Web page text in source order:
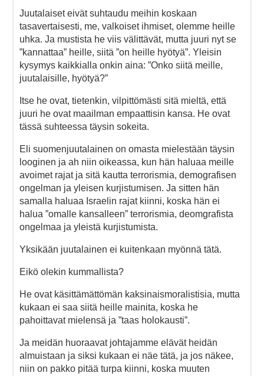
Juutalaiset eivät suhtaudu meihin koskaan
tasavertaisesti, me, valkoiset ihmiset, olemme heille
uhka. Ja mustista he viis välittävät, mutta juuri nyt se
”kannattaa” heille, siitä ”on heille hyötyä”. Yleisin
kysymys kaikkialla onkin aina: ”Onko siitä meille,
juutalaisille, hyötyä?”
Itse he ovat, tietenkin, vilpittömästi sitä mieltä, että
juuri he ovat maailman empaattisin kansa. He ovat
tässä suhteessa täysin sokeita.
Eli suomenjuutalainen on omasta mielestään täysin
looginen ja ah niin oikeassa, kun hän haluaa meille
avoimet rajat ja sitä kautta terrorismia, demografisen
ongelman ja yleisen kurjistumisen. Ja sitten hän
samalla haluaa Israelin rajat kiinni, koska hän ei
halua ”omalle kansalleen” terrorismia, deomgrafista
ongelmaa ja yleistä kurjistumista.
Yksikään juutalainen ei kuitenkaan myönnä tätä.
Eikö olekin kummallista?
He ovat käsittämättömän kaksinaismoralistisia, mutta
kukaan ei saa siitä heille mainita, koska he
pahoittavat mielensä ja ”taas holokausti”.
Ja meidän huoraavat johtajamme elävät heidän
almuistaan ja siksi kukaan ei näe tätä, ja jos näkee,
niin on pakko pitää turpa kiinni, koska muuten